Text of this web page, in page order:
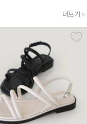
더보기 >